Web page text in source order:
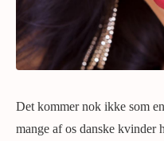
Det kommer nok ikke som
mange af os danske kvinder